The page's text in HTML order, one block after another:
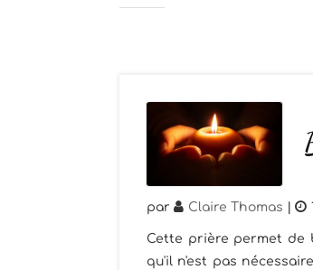
par Claire Thomas
Cette prière permet de
qu'il n'est pas